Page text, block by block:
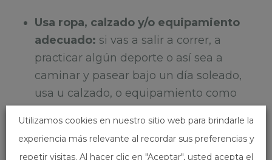
Usa ropa, calzado y/o equipamiento
adecuado: si vas a salir a correr, a
practicar algún deporte o así sea a
caminar y pasear bajo un día soleado,
usa u calzado, o equipamiento como
etc., que se adecúe a la actividad que vas
a realizar y te proporcione la protección y
Utilizamos cookies en nuestro sitio web para brindarle la
experiencia más relevante al recordar sus preferencias y
repetir visitas. Al hacer clic en "Aceptar", usted acepta el